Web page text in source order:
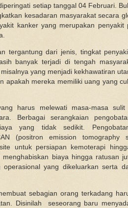
setiap tanggal 04 Februari.
kesadaran masyarakat secara
kanker yang merupakan penyakit
tergantung dari jenis, tingkat
banyak terjadi di tengah
yang menjadi kekhawatiran
apakah mereka memiliki uang yang
harus melewati masa-masa
Berbagai serangkaian
yang tidak sedikit.
(positron emission tomography
untuk persiapan kemoterapi
biaya hingga ratusan
yang dikeluarkan serta
sebagian orang terkadang
Disinilah seseorang baru